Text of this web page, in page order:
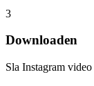
3
Downloaden
Sla Instagram